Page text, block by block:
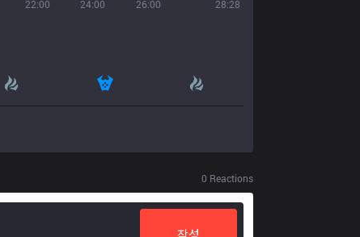
22:00 24:00 26:00 28:28
0 Reactions